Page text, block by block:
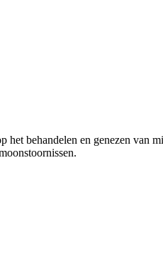
behandelen en genezen van